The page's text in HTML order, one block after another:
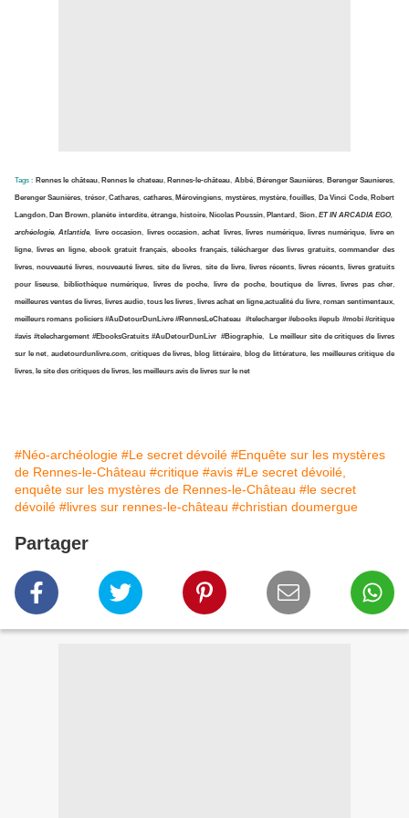
Tags : Rennes le château, Rennes le chateau,Rennes-le-château, Abbé, Bérenger Saunières, Berenger Saunieres,
Berenger Saunières, trésor,Cathares, cathares, Mérovingiens, mystères, mystère,fouilles, Da Vinci Code, Robert
Langdon, Dan Brown,planète interdite, étrange, histoire, Nicolas Poussin, Plantard, Sion, ET IN ARCADIA EGO,
archéologie,Atlantide, livre occasion, livres occasion,achat livres, livres numérique, livres numérique, livre en
ligne, livres en ligne,ebook gratuit français,ebooks français,télécharger des livres gratuits,commander des
livres,nouveauté livres,nouveauté livres,site de livres, site de livre, livres récents,livres récents, livres gratuits
pour liseuse, bibliothèque numérique, livres de poche, livre de poche,boutique de livres, livres pas cher,
meilleures ventes de livres, livres audio,tous les livres, livres achat en ligne,actualité du livre, roman sentimentaux,
meilleurs romans policiers #AuDetourDunLivre #RennesLeChateau #telecharger #ebooks #epub #mobi #critique
#avis #telechargement #EbooksGratuits #AuDetourDunLivr #Biographie, Le meilleur site de critiques de livres
sur le net, audetourdunlivre.com, critiques de livres, blog littéraire, blog de littérature, les meilleures critique de
livres, le site des critiques de livres, les meilleurs avis de livres sur le net
#Néo-archéologie #Le secret dévoilé #Enquête sur les mystères
de Rennes-le-Château #critique #avis #Le secret dévoilé,
enquête sur les mystères de Rennes-le-Château #le secret
dévoilé #livres sur rennes-le-château #christian doumergue
Partager